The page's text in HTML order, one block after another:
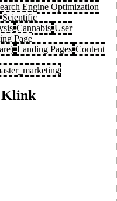
Engine Optimization
Scientific
Cannabis User
Page
Landing Pages Content
Klink